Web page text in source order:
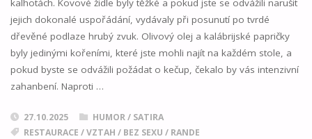
jejich dokonalé uspořádání, vydávaly při posunutí po tvrdé
dřevěné podlaze hrubý zvuk. Olivový olej a kalábrijské papričky
byly jedinými kořeními, které jste mohli najít na každém stole, a
pokud byste se odvážili požádat o kečup, čekalo by vás intenzivní
zahanbení. Naproti …
27.10.2025
HUMOR / SATIRA
RESTAURACE /VZTAH / BEZ SEXU / RANDE